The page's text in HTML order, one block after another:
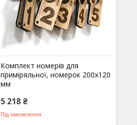
Комплект номерів для
приміряльної, номерок 200х120
мм
5 218 ₴
Під замовлення